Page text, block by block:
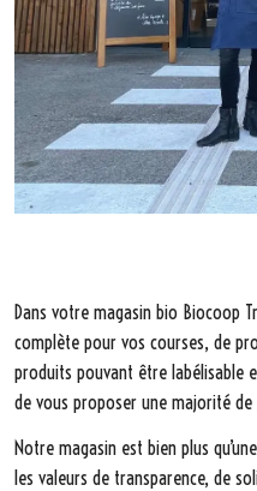
Dans votre magasin bio Biocoop
complète pour vos courses, de
produits pouvant être labélisable
de vous proposer une majorité
Notre magasin est bien plus
les valeurs de transparence, de